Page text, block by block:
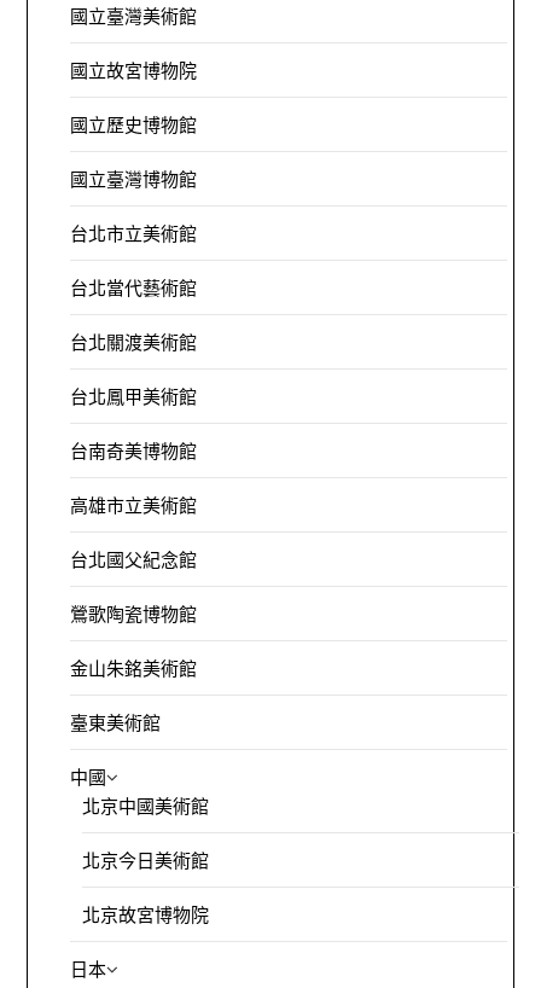
國立臺灣美術館
國立故宮博物院
國立歷史博物館
國立臺灣博物館
台北市立美術館
台北當代藝術館
台北關渡美術館
台北鳳甲美術館
台南奇美博物館
高雄市立美術館
台北國父紀念館
鶯歌陶瓷博物館
金山朱銘美術館
臺東美術館
中國
北京中國美術館
北京今日美術館
北京故宮博物院
日本